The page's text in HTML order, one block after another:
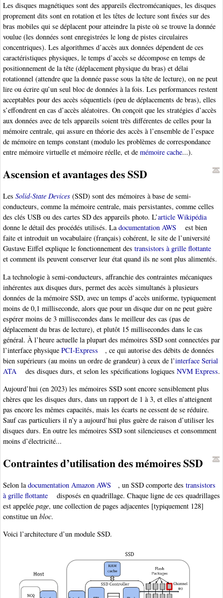
Les disques magnétiques sont des appareils électromécaniques, les disques
proprement dits sont en rotation et les têtes de lecture sont fixées sur des
bras mobiles qui se déplacent pour atteindre la piste où se trouve la donnée
voulue (les données sont enregistrées le long de pistes circulaires
concentriques). Les algorithmes d’accès aux données dépendent de ces
caractéristiques physiques, le temps d’accès se décompose en temps de
positionnement de la tête (déplacement physique du bras) et délai
rotationnel (attendre que la donnée passe sous la tête de lecture), on ne peut
lire ou écrire qu’un seul bloc de données à la fois. Les performances restent
acceptables pour des accès séquentiels (peu de déplacements de bras), elles
s’effondrent en cas d’accès aléatoires. On conçoit que les stratégies d’accès
aux données avec de tels appareils soient très différentes de celles pour la
mémoire centrale, qui assure en théorie des accès à l’ensemble de l’espace
de mémoire en temps constant (modulo les problèmes de correspondance
entre mémoire virtuelle et mémoire réelle, et de mémoire cache...).
Ascension et avantages des SSD
Les Solid-State Devices (SSD) sont des mémoires à base de semi-
conducteurs, comme la mémoire centrale, mais persistantes, comme celles
des clés USB ou des cartes SD des appareils photo. L’article Wikipédia
donne le détail des procédés utilisés. Ladocumentation AWS
est bien
faite et introduit un vocabulaire (français) cohérent, le site de l’université
Gustave Eiffel explique le fonctionnement des transistors à grille flottante
et comment ils peuvent conserver leur état quand ils ne sont plus alimentés.
La technologie à semi-conducteurs, affranchie des contraintes mécaniques
inhérentes aux disques durs, permet des accès simultanés à plusieurs
données de la mémoire SSD, avec un temps d’accès uniforme, typiquement
moins de 0,1 milliseconde, alors que pour un disque dur on ne peut guère
espérer moins de 3 millisecondes dans le meilleur des cas (pas de
déplacement du bras de lecture), et plutôt 15 millisecondes dans le cas
général. À l’heure actuelle la plupart des mémoires SSD sont connectées par
l’interface physique PCI-Express
, ce qui autorise des débits de données
bien supérieurs (au moins un ordre de grandeur) à ceux de l’interface Serial
ATA
des disques durs, et selon les spécifications logiques NVM Express.
Aujourd’hui (en 2023) les mémoires SSD sont encore sensiblement plus
chères que les disques durs, dans un rapport de 1 à 3, et elles n’atteignent
pas encore les mêmes capacités, mais les écarts ne cessent de se réduire.
Sauf cas particuliers il n’y a aujourd’hui plus guère de raison d’utiliser les
disques durs. En outre les mémoires SSD sont silencieuses et consomment
moins d’électricité...
Contraintes d’utilisation des mémoires SSD
Selon ladocumentation Amazon AWS , un SSD comporte des transistors
à grille flottante
disposés en quadrillage. Chaque ligne de ces quadrillages
est appelée page, une collection de pages adjacentes [typiquement 128]
constitue un bloc.
Voici l’architecture d’un module SSD.